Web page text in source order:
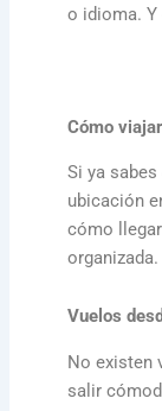
o idioma. Y
Cómo
Si ya sabes
ubicación
cómo
organizada.
Vuelos
No existen
salir